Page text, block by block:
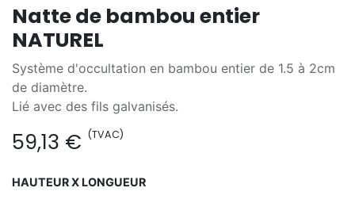
Natte de bambou entier
NATUREL
Système d'occultation en bambou entier de 1.5 à 2cm
de diamètre.
Lié avec des fils galvanisés.
59,13 € (TVAC)
HAUTEUR X LONGUEUR